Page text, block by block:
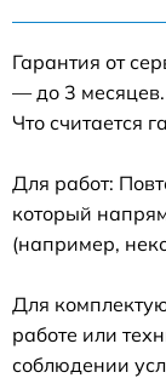
Гарантия от
— до 3 месяцев.
Что считается
Для работ:
который
(например,
Для
работе или
соблюдении